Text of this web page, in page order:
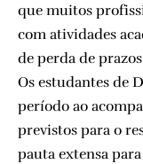
que muitos
com atividades
de perda de
Os estudantes de
período ao
previstos para o
pauta extensa